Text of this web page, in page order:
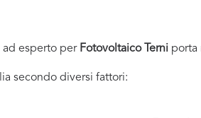
ad esperto per Fotovoltaico Terni porta
secondo diversi fattori: